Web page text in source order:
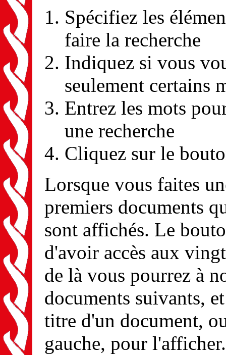
Spécifiez les
faire la recherche
Indiquez si vous
seulement certains
Entrez les mots
une recherche
Cliquez sur le
Lorsque vous faites
premiers documents
sont affichés. Le
d'avoir accès aux
de là vous pourrez à
documents suivants,
titre d'un document,
gauche, pour l'afficher.